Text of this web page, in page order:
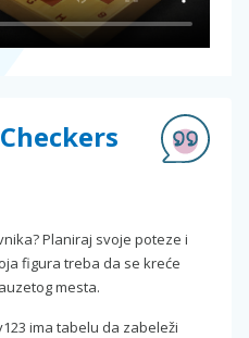
Planiraj svoje poteze i
figura treba da se kreće
mesta.
ima tabelu da zabeleži